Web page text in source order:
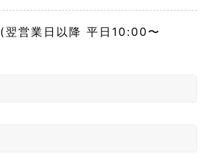
(翌営業日以降 平日10:00〜